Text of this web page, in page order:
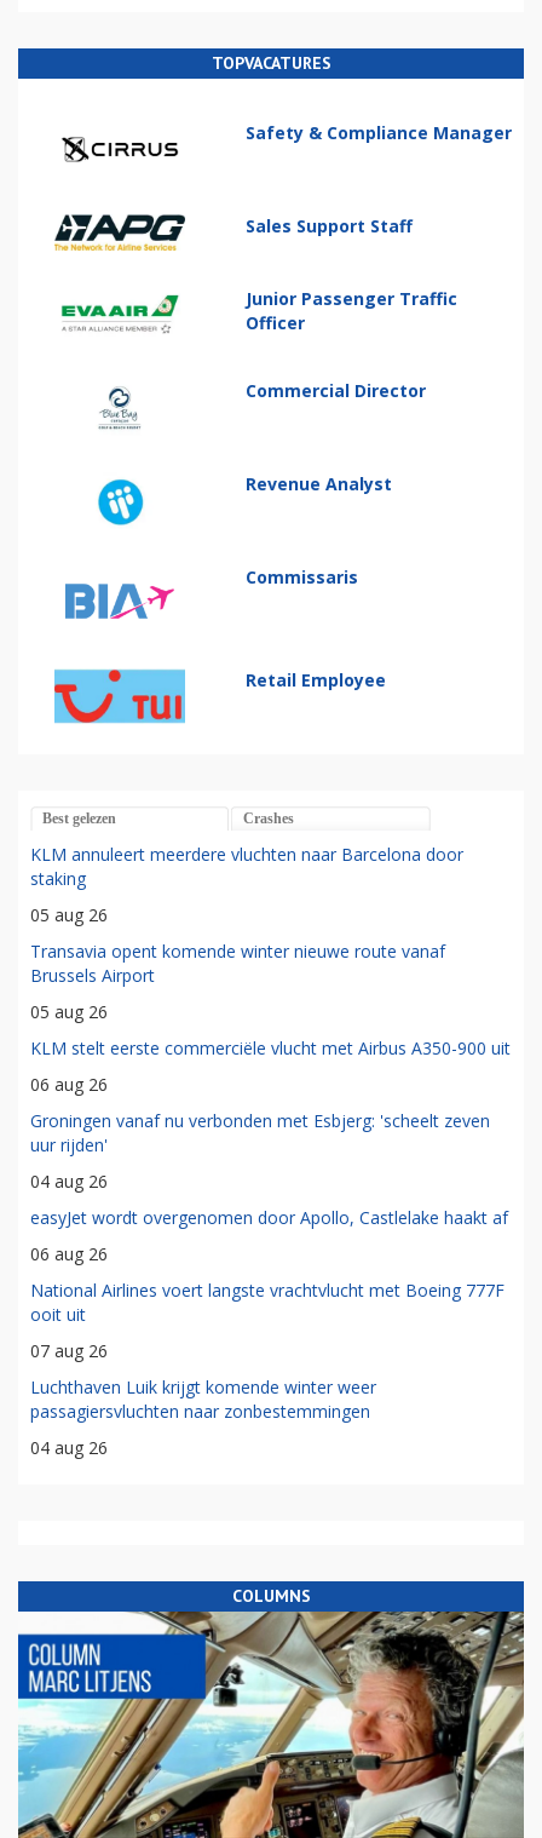
TOPVACATURES
Safety & Compliance Manager
Sales Support Staff
Junior Passenger Traffic
Officer
Commercial Director
Revenue Analyst
Commissaris
Retail Employee
Best gelezen Crashes
KLM annuleert meerdere vluchten naar Barcelona door
staking
05 aug 26
Transavia opent komende winter nieuwe route vanaf
Brussels Airport
05 aug 26
KLM stelt eerste commerciële vlucht met Airbus A350-900 uit
06 aug 26
Groningen vanaf nu verbonden met Esbjerg: 'scheelt zeven
uur rijden'
04 aug 26
easyJet wordt overgenomen door Apollo, Castlelake haakt af
06 aug 26
National Airlines voert langste vrachtvlucht met Boeing 777F
ooit uit
07 aug 26
Luchthaven Luik krijgt komende winter weer
passagiersvluchten naar zonbestemmingen
04 aug 26
COLUMNS